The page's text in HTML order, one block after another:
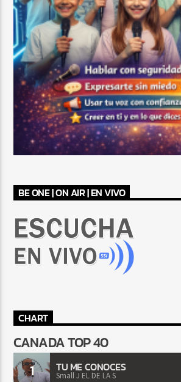
BE ONE | ON AIR | EN VIVO
CHART
CANADA TOP 40
1 TU ME CONOCES
Small J EL DE LA S